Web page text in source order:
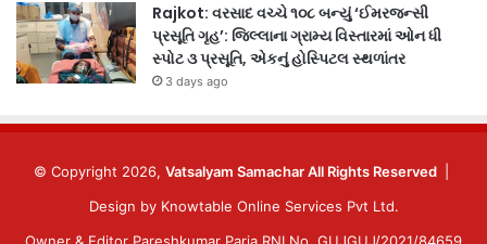
Rajkot: વરસાદ વચ્ચે ૧૦૮ બન્યું ‘ઈમરજન્સી
પ્રસૂતિ ગૃહ’: જિલ્લાના ગ્રામ્ય વિસ્તારમાં ઓન ધી
સ્પોટ ૩ પ્રસૂતિ, એકનું હોસ્પિટલ સ્થળાંતર
3 days ago
© Copyright 2026, Vatsalyam Samachar All Rights Reserved
Design by Knowtable Online Services Pvt Ltd.
Owner & Editor Pareshkumar Paria RNI No. GUJGUJ/2021/84659